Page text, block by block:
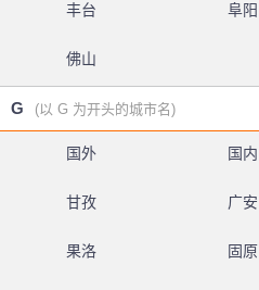
丰台 阜阳
佛山
G (以 G 为开头的城市名)
国外 国内
甘孜 广安
果洛 固原